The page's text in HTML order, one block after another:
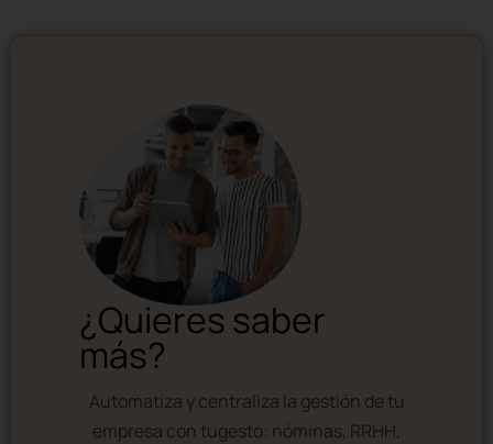
¿Quieres saber
más?
Automatiza y centraliza la gestión de tu
empresa con tugesto: nóminas, RRHH,